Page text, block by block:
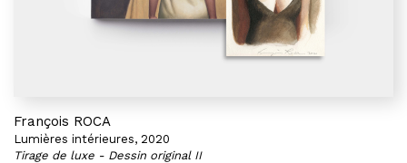
François ROCA
Lumières intérieures, 2020
Tirage de luxe - Dessin original II